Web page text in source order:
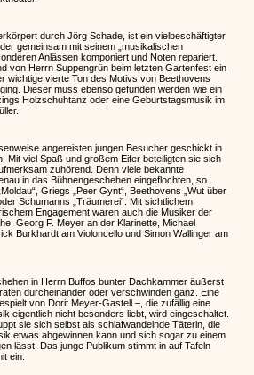
durch Jörg Schade, ist ein vielbeschäftigter
gemeinsam mit seinem „musikalischen
Anlässen komponiert und Noten repariert.
von Herrn Suppengrün beim letzten Gartenfest ein
wichtige vierte Ton des Motivs von Beethovens
Dieser muss ebenso gefunden werden wie ein
Holzschuhtanz oder eine Geburtstagsmusik im
angereisten jungen Besucher geschickt in
Mit viel Spaß und großem Eifer beteiligten sie sich
zuhörend. Denn viele bekannte
in das Bühnengeschehen eingeflochten, so
Griegs „Peer Gynt“, Beethovens „Wut über
Schumanns „Träumerei“. Mit sichtlichem
Engagement waren auch die Musiker der
Georg F. Meyer an der Klarinette, Michael
Burkhardt am Violoncello und Simon Wallinger am
in Herrn Buffos bunter Dachkammer äußerst
durcheinander oder verschwinden ganz. Eine
von Dorit Meyer-Gastell –, die zufällig eine
eigentlich nicht besonders liebt, wird eingeschaltet.
sie sich selbst als schlafwandelnde Täterin, die
etwas abgewinnen kann und sich sogar zu einem
lässt. Das junge Publikum stimmt in auf Tafeln
ein.